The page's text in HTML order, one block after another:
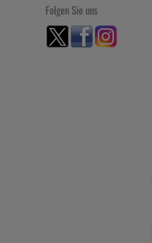
Folgen Sie uns